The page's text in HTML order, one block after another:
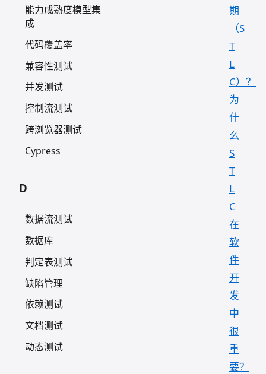
能力成熟度模型集
成
代码覆盖率
兼容性测试
并发测试
控制流测试
跨浏览器测试
Cypress
D
数据流测试
数据库
判定表测试
缺陷管理
依赖测试
文档测试
动态测试
期
（S
T
L
C）？
为
什
么
S
T
L
C
在
软
件
开
发
中
很
重
要？